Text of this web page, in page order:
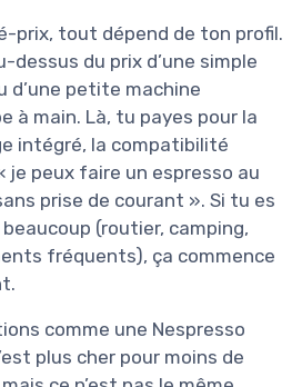
prix, tout dépend de ton profil.
dessus du prix d’une simple
d’une petite machine
à main. Là, tu payes pour la
intégré, la compatibilité
je peux faire un espresso au
prise de courant ». Si tu es
(routier, camping,
fréquents), ça commence
comme une Nespresso
plus cher pour moins de